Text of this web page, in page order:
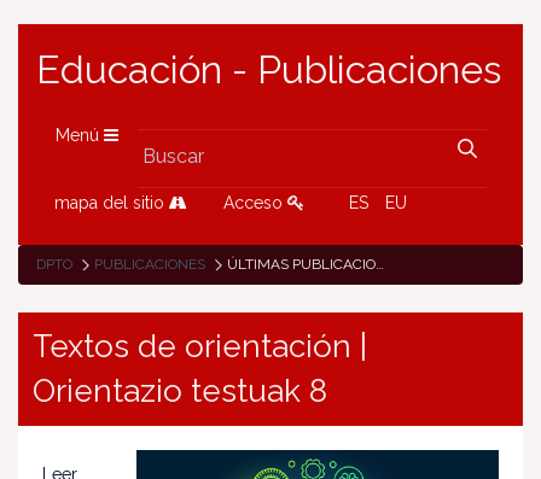
Educación - Publicaciones
Menú
mapa del sitio Acceso ES EU
DPTO PUBLICACIONES ÚLTIMAS PUBLICACIONES
Textos de orientación |
Orientazio testuak 8
Leer